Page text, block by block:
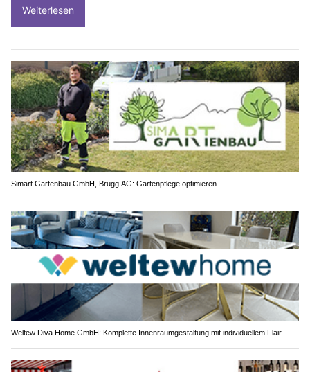
Weiterlesen
Simart Gartenbau GmbH, Brugg AG: Gartenpflege optimieren
Weltew Diva Home GmbH: Komplette Innenraumgestaltung mit individuellem Flair